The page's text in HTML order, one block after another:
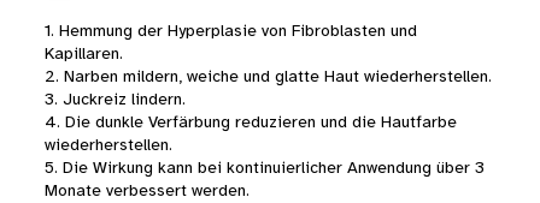
1. Hemmung der Hyperplasie von Fibroblasten und
Kapillaren.
2. Narben mildern, weiche und glatte Haut wiederherstellen.
3. Juckreiz lindern.
4. Die dunkle Verfärbung reduzieren und die Hautfarbe
wiederherstellen.
5. Die Wirkung kann bei kontinuierlicher Anwendung über 3
Monate verbessert werden.